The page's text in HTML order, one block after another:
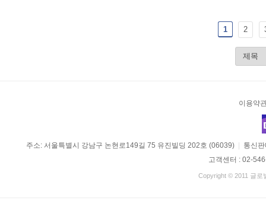
1 2
이용약
주소: 서울특별시 강남구 논현로149길 75 유진빌딩 202호 (06039)
통신
고객센터 : 02-
Copyright © 2011 글로